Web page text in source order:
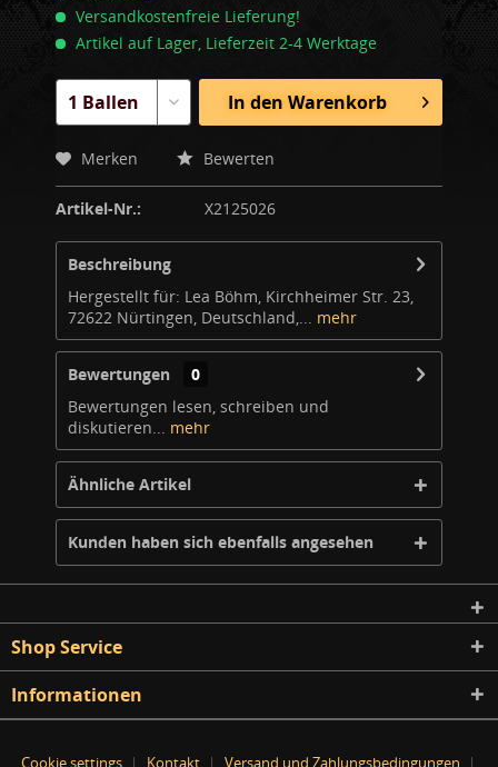
Versandkostenfreie Lieferung!
Artikel auf Lager, Lieferzeit 2-4 Werktage
In den Warenkorb
Merken Bewerten
Artikel-Nr.: X2125026
Beschreibung
Hergestellt für: Lea Böhm, Kirchheimer Str. 23,
72622 Nürtingen, Deutschland,... mehr
Bewertungen
0
Bewertungen lesen, schreiben und
diskutieren... mehr
Ähnliche Artikel
Kunden haben sich ebenfalls angesehen
Shop Service
Informationen
Cookie settings Kontakt Versand und Zahlungsbedingungen